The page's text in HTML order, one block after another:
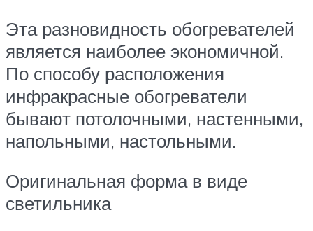
Эта разновидность обогревателей
является наиболее экономичной.
По способу расположения
инфракрасные обогреватели
бывают потолочными, настенными,
напольными, настольными.
Оригинальная форма в виде
светильника